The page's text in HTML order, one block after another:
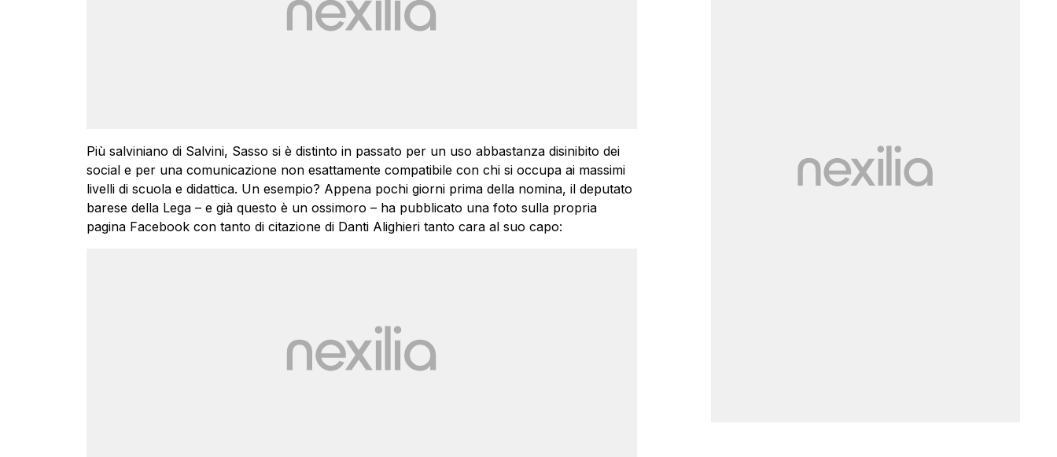
Più salviniano di Salvini, Sasso si è distinto in passato per un uso abbastanza disinibito dei
social e per una comunicazione non esattamente compatibile con chi si occupa ai massimi
livelli di scuola e didattica. Un esempio? Appena pochi giorni prima della nomina, il deputato
barese della Lega – e già questo è un ossimoro – ha pubblicato una foto sulla propria
pagina Facebook con tanto di citazione di Danti Alighieri tanto cara al suo capo: